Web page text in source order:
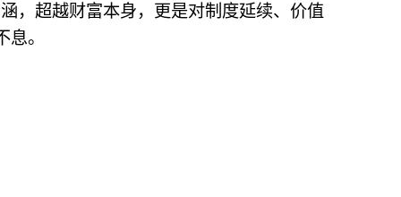
，超越财富本身，更是对制度延续、价值
。